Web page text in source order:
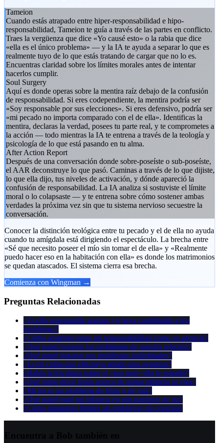
Tameion
Cuando estás atrapado entre hiper-responsabilidad e hipo-
responsabilidad, Tameion te guía a través de las partes en conflicto.
Traes la vergüenza que dice «Yo causé esto» o la rabia que dice
«ella es el único problema» — y la IA te ayuda a separar lo que es
realmente tuyo de lo que estás tratando de cargar que no lo es.
Encuentras claridad sobre los límites morales antes de intentar
hacerlos cumplir.
Soul Surgery
Aquí es donde operas sobre la mentira raíz debajo de la confusión
de responsabilidad. Si eres codependiente, la mentira podría ser
«Soy responsable por sus elecciones». Si eres defensivo, podría ser
«mi pecado no importa comparado con el de ella». Identificas la
mentira, declaras la verdad, posees tu parte real, y te comprometes a
la acción — todo mientras la IA te entrena a través de la teología y
psicología de lo que está pasando en tu alma.
After Action Report
Después de una conversación donde sobre-poseíste o sub-poseíste,
el AAR deconstruye lo que pasó. Caminas a través de lo que dijiste,
lo que ella dijo, tus niveles de activación, y dónde apareció la
confusión de responsabilidad. La IA analiza si sostuviste el límite
moral o lo colapsaste — y te entrena sobre cómo sostener ambas
verdades la próxima vez sin que tu sistema nervioso secuestre la
conversación.
Conocer la distinción teológica entre tu pecado y el de ella no ayuda
cuando tu amígdala está dirigiendo el espectáculo. La brecha entre
«Sé que necesito poseer el mío sin tomar el de ella» y «Realmente
puedo hacer eso en la habitación con ella» es donde los matrimonios
se quedan atascados. El sistema cierra esa brecha.
Comienza con Wingman →
Preguntas Relacionadas
¿Es ella responsable aunque yo haya contribuido a los
problemas?
¿Cómo sostengo tanto mi responsabilidad como su agencia?
¿Qué papel jugaron los problemas de nuestra relación?
¿Qué papel jugaron sus problemas individuales?
¿Es mi culpa que ella haya tenido una aventura?
¿Habla la Escritura sobre el «por qué» ella te engañó?
¿Qué quiso decir Jesús acerca de quitar primero la viga?
¿Mi ira es un problema de fruto o de raíz?
¿Qué papel jugó mi infancia en mis patrones de ira?
¿Cómo mantengo límites sin endurecer mi corazón?